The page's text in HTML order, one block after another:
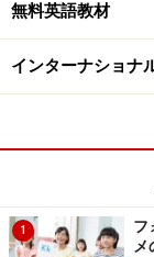
無料英語教材
インターナショナ
1
フ
メ